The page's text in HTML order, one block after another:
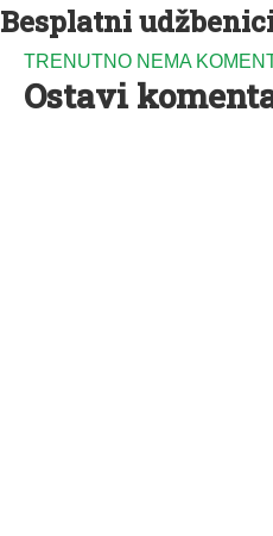
Besplatni
TRENUTNO NEMA
Ostavi